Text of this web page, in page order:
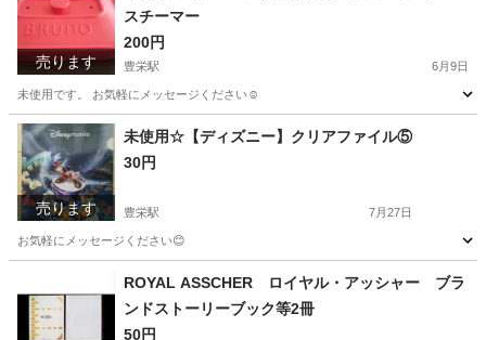
売ります
スチーマー
200円
豊栄駅 6月9日
未使用です。 お気軽にメッセージください☺️
新潟 新潟市 豊栄駅 調理器具 スチーマー
売ります
未使用☆【ディズニー】クリアファイル⑤
30円
豊栄駅 7月27日
お気軽にメッセージください😊
クリアファイル
ROYAL ASSCHER ロイヤル・アッシャー ブラ
ンドストーリーブック等2冊
50円